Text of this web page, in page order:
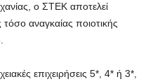
ο ΣΤΕΚ αποτελεί
τόσο αναγκαίας ποιοτικής
επιχειρήσεις 5*, 4* ή 3*,